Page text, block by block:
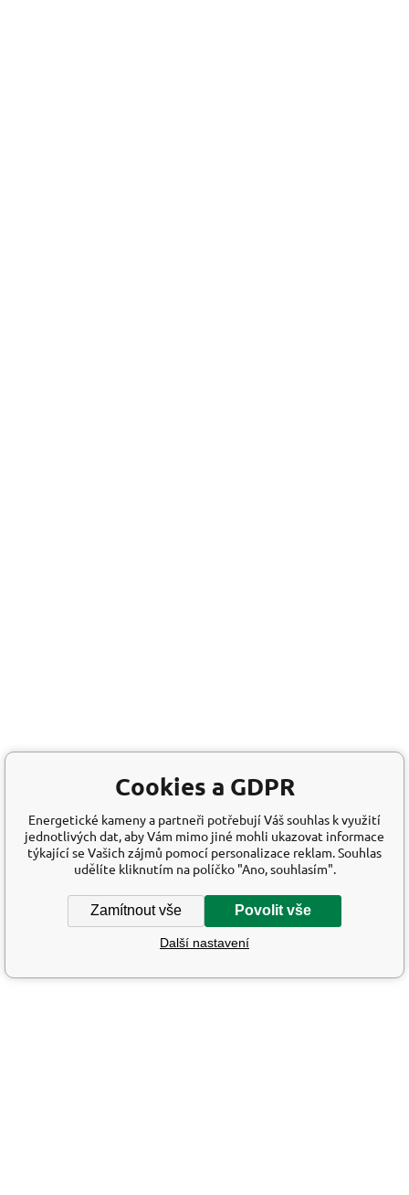
Cookies a GDPR
Energetické kameny a partneři potřebují Váš souhlas k využití
jednotlivých dat, aby Vám mimo jiné mohli ukazovat informace
týkající se Vašich zájmů pomocí personalizace reklam. Souhlas
udělíte kliknutím na políčko "Ano, souhlasím".
Zamítnout vše Povolit vše
Další nastavení